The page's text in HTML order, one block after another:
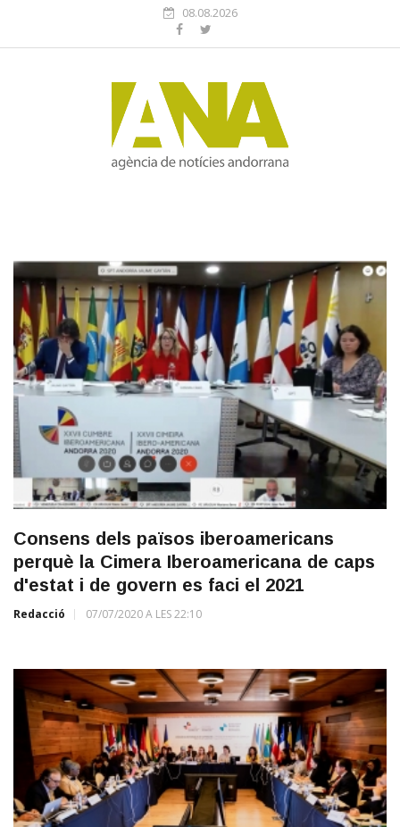
08.08.2026
Consens dels països iberoamericans
perquè la Cimera Iberoamericana de caps
d'estat i de govern es faci el 2021
Redacció 07/07/2020 A LES 22:10